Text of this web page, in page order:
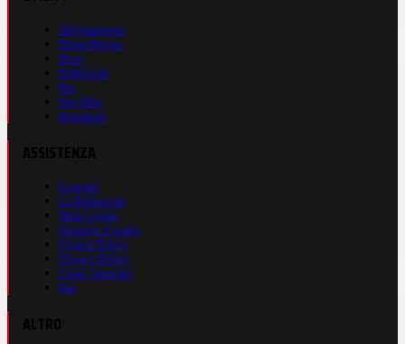
Abbonamenti
Prima Pagina
Store
Pubblicità
Rss
Site Map
Registrati
Contatti
La Redazione
Nota Legale
Gestione Cookie
Cookie Policy
Privacy Policy
Cond. Generali
Faq